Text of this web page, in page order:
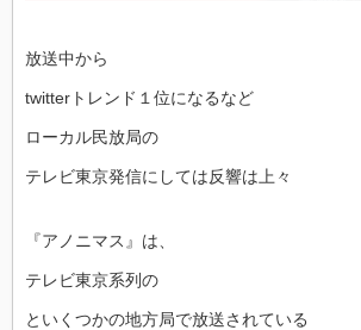
放送中から
twitterトレンド１位になるなど
ローカル民放局の
テレビ東京発信にしては反響は上々
『アノニマス』は、
テレビ東京系列の
といくつかの地方局で放送されている